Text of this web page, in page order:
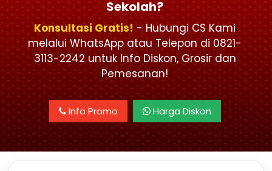
Sekolah?
Konsultasi Gratis! - Hubungi CS Kami
melalui WhatsApp atau Telepon di 0821-
3113-2242 untuk Info Diskon, Grosir dan
Pemesanan!
Info Promo Harga Diskon